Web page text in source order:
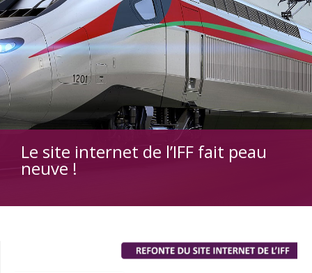
Le site internet de l’IFF fait peau
neuve !